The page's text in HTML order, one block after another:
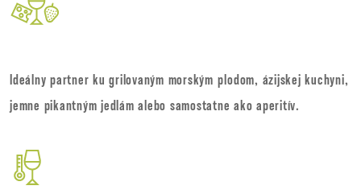
Ideálny partner ku grilovaným morským plodom, ázijskej kuchyni,
jemne pikantným jedlám alebo samostatne ako aperitív.